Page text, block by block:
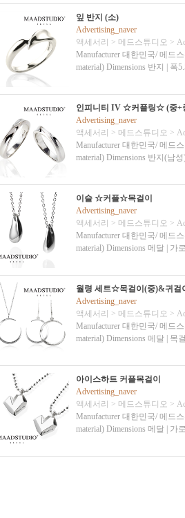
잎 반지 (소)
Advertising_naver
액세서리 > 메드스튜디오 >
Manufacturer 대한민국/ 메드
material) Dimensions 반지 | 폭
인피니티 IV ☆커플링☆ (중+
Advertising_naver
액세서리 > 메드스튜디오 >
Manufacturer 대한민국/ 메드
material) Dimensions 반지(남
이슬 ☆커플☆목걸이
Advertising_naver
액세서리 > 메드스튜디오 >
Manufacturer 대한민국/ 메드
material) Dimensions 메달 | 가
월령 세트☆목걸이(중)&귀
Advertising_naver
액세서리 > 메드스튜디오 >
Manufacturer 대한민국/ 메드
material) Dimensions 메달 | 목
아이스하트 커플목걸이
Advertising_naver
액세서리 > 메드스튜디오 >
Manufacturer 대한민국/ 메드
material) Dimensions 메달 | 가